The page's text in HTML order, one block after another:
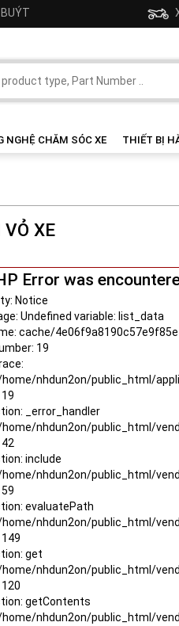
NGHỆ CHĂM SÓC XE THIẾT BỊ
XE
Error was
Notice
Undefined variable: list_data
cache/
19
/home/nhdun2on/public_html/
19
_error_handler
/home/nhdun2on/public_html/
42
include
/home/nhdun2on/public_html/
59
evaluatePath
/home/nhdun2on/public_html/
149
get
/home/nhdun2on/public_html/
120
getContents
/home/nhdun2on/public_html/